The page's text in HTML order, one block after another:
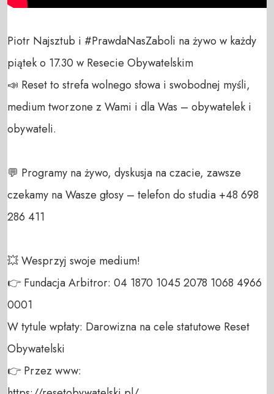
Piotr Najsztub i #PrawdaNasZaboli na żywo w każdy
piątek o 17.30 w Resecie Obywatelskim
📣 Reset to strefa wolnego słowa i swobodnej myśli,
medium tworzone z Wami i dla Was – obywatelek i
obywateli.
💬 Programy na żywo, dyskusja na czacie, zawsze
czekamy na Wasze głosy – telefon do studia +48 698
286 411
💥 Wesprzyj swoje medium!
👉 Fundacja Arbitror: 04 1870 1045 2078 1068 4966
0001
W tytule wpłaty: Darowizna na cele statutowe Reset
Obywatelski
👉 Przez www: